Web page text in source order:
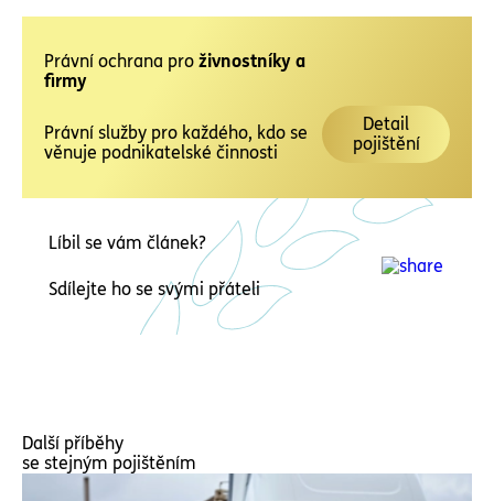
Právní ochrana pro živnostníky a
firmy
Právní služby pro každého, kdo se
věnuje podnikatelské činnosti
Detail
pojištění
Líbil se vám článek?
Sdílejte ho se svými přáteli
Další příběhy
se stejným pojištěním